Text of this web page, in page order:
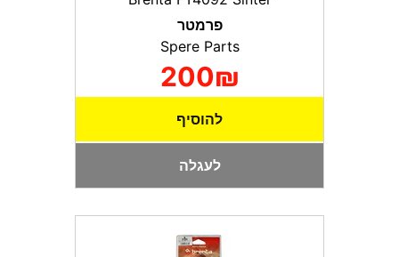
פרמטר
Spere Parts
200₪
להוסיף
לעגלה